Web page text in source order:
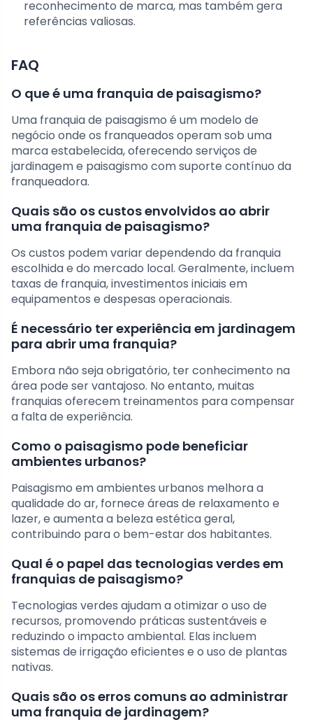
reconhecimento de marca, mas também gera
referências valiosas.
FAQ
O que é uma franquia de paisagismo?
Uma franquia de paisagismo é um modelo de
negócio onde os franqueados operam sob uma
marca estabelecida, oferecendo serviços de
jardinagem e paisagismo com suporte contínuo da
franqueadora.
Quais são os custos envolvidos ao abrir
uma franquia de paisagismo?
Os custos podem variar dependendo da franquia
escolhida e do mercado local. Geralmente, incluem
taxas de franquia, investimentos iniciais em
equipamentos e despesas operacionais.
É necessário ter experiência em jardinagem
para abrir uma franquia?
Embora não seja obrigatório, ter conhecimento na
área pode ser vantajoso. No entanto, muitas
franquias oferecem treinamentos para compensar
a falta de experiência.
Como o paisagismo pode beneficiar
ambientes urbanos?
Paisagismo em ambientes urbanos melhora a
qualidade do ar, fornece áreas de relaxamento e
lazer, e aumenta a beleza estética geral,
contribuindo para o bem-estar dos habitantes.
Qual é o papel das tecnologias verdes em
franquias de paisagismo?
Tecnologias verdes ajudam a otimizar o uso de
recursos, promovendo práticas sustentáveis e
reduzindo o impacto ambiental. Elas incluem
sistemas de irrigação eficientes e o uso de plantas
nativas.
Quais são os erros comuns ao administrar
uma franquia de jardinagem?